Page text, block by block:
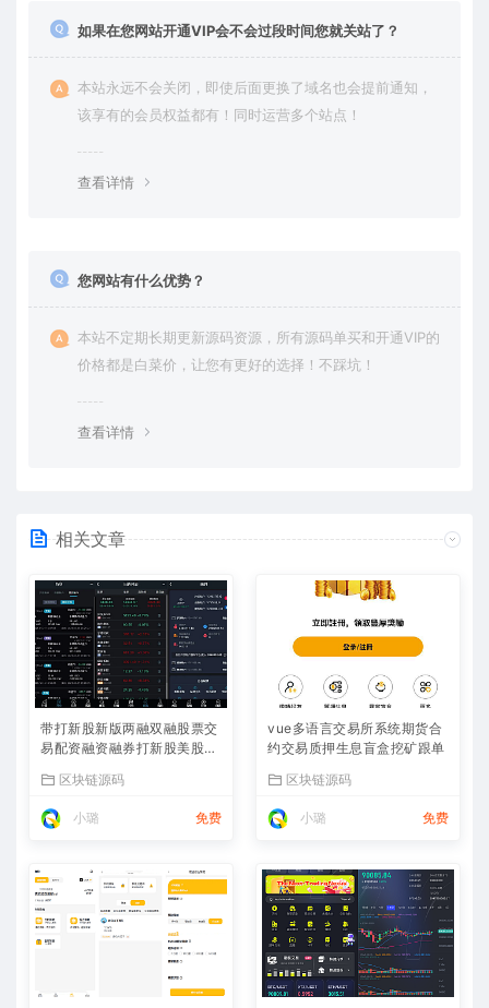
如果在您网站开通VIP会不会过段时间您就关站了？
本站永远不会关闭，即使后面更换了域名也会提前通知，
该享有的会员权益都有！同时运营多个站点！
查看详情
您网站有什么优势？
本站不定期长期更新源码资源，所有源码单买和开通VIP的
价格都是白菜价，让您有更好的选择！不踩坑！
查看详情
相关文章
带打新股新版两融双融股票交
易配资融资融券打新股美股港
区块链源码
小璐 免费
vue多语言交易所系统期货合
约交易质押生息盲盒挖矿跟单
区块链源码
小璐 免费